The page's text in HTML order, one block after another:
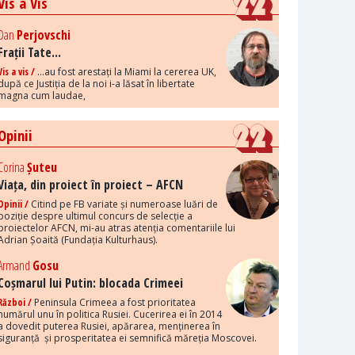
Perjovschi
Tate...
a vis / ...au fost arestați la Miami la cererea UK,
ce Justiția de la noi i-a lăsat în libertate
cum laudae,
Șuteu
din proiect în proiect – AFCN
/ Citind pe FB variate și numeroase luări de
despre ultimul concurs de selecție a
AFCN, mi-au atras atenția comentariile lui
Șoaită (Fundația Kulturhaus).
Gosu
lui Putin: blocada Crimeei
/ Peninsula Crimeea a fost prioritatea
unu în politica Rusiei. Cucerirea ei în 2014
dovedit puterea Rusiei, apărarea, menținerea în
și prosperitatea ei semnifică măreția Moscovei.